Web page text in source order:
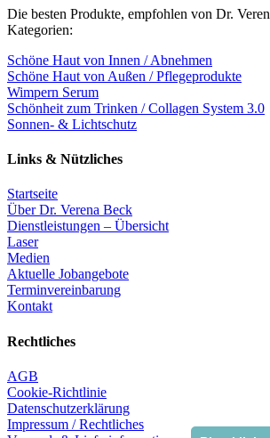
Die besten Produkte, empfohlen von Dr.
Kategorien:
Schöne Haut von Innen / Abnehmen
Schöne Haut von Außen / Pflegeprodukte
Wimpern Serum
Schönheit zum Trinken / Collagen System 3.0
Sonnen- & Lichtschutz
Links & Nützliches
Startseite
Über Dr. Verena Beck
Dienstleistungen – Übersicht
Laser
Medien
Aktuelle Jobangebote
Terminvereinbarung
Kontakt
Rechtliches
AGB
Cookie-Richtlinie
Datenschutzerklärung
Impressum / Rechtliches